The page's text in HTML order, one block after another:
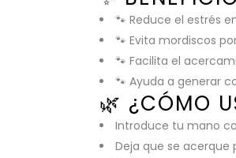
🐾 Reduce el estrés
🐾 Evita mordiscos
🐾 Facilita el
🐾 Ayuda a generar
🌿 ¿CÓMO
Introduce tu mano
Deja que se